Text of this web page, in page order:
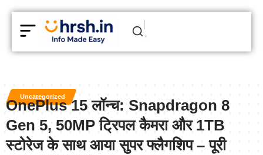
Uncategorized
OnePlus 15 लॉन्च: Snapdragon 8
Gen 5, 50MP ट्रिपल कैमरा और 1TB
स्टोरेज के साथ आया सुपर फ्लैगशिप – पूरी